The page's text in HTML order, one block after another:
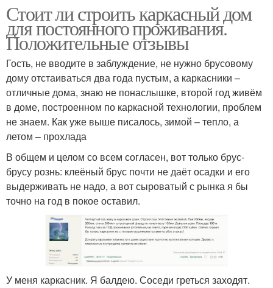
Стоит ли строить каркасный дом
для постоянного проживания.
Положительные отзывы
Гость, не вводите в заблуждение, не нужно брусовому
дому отстаиваться два года пустым, а каркасники –
отличные дома, знаю не понаслышке, второй год живём
в доме, построенном по каркасной технологии, проблем
не знаем. Как уже выше писалось, зимой – тепло, а
летом – прохлада
В общем и целом со всем согласен, вот только брус-
брусу рознь: клеёный брус почти не даёт осадки и его
выдерживать не надо, а вот сыроватый с рынка я бы
точно на год в покое оставил.
У меня каркасник. Я балдею. Соседи греться заходят.